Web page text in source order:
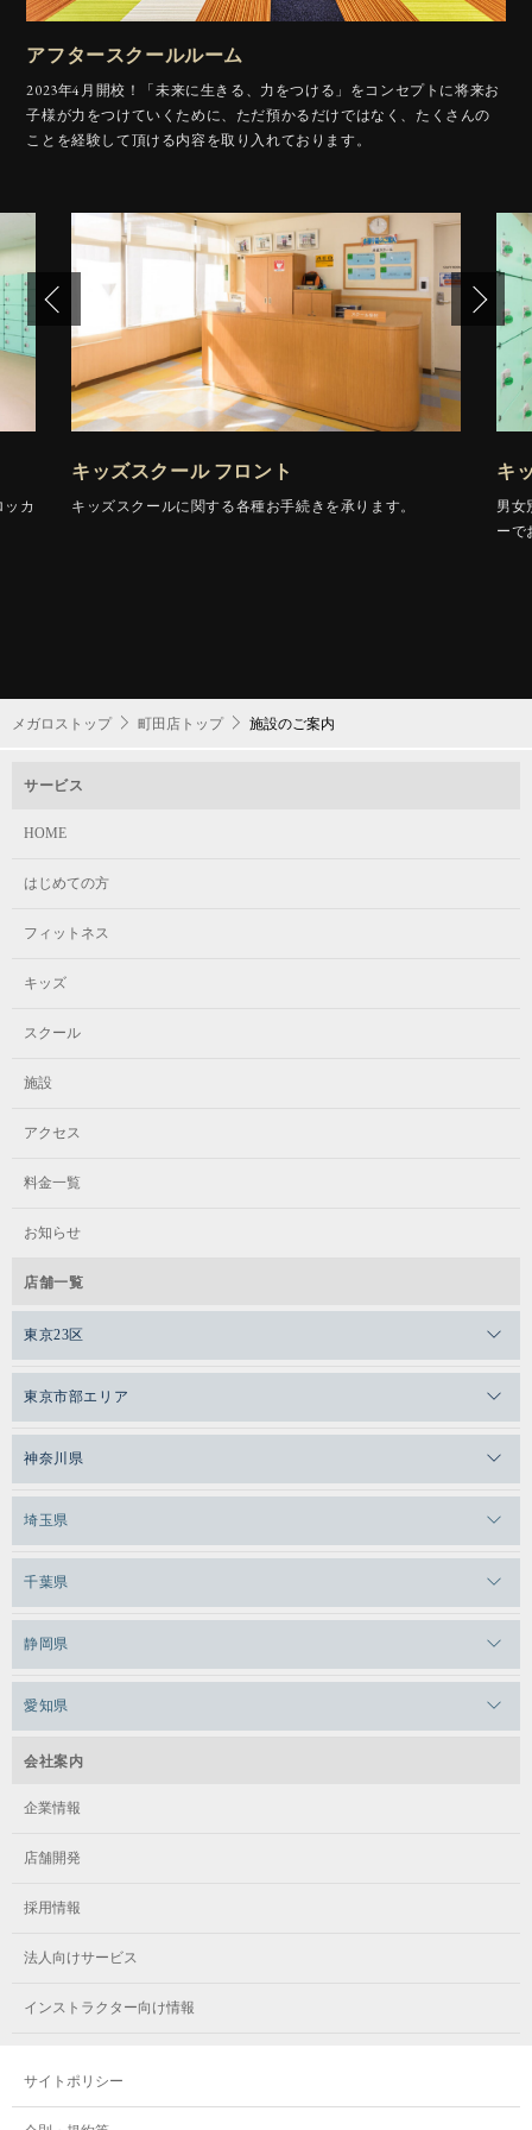
アフタースクールルーム
2023年4月開校！「未来に生きる、力をつける」をコンセプトに将来お
子様が力をつけていくために、 ただ預かるだけではなく、たくさんの
ことを経験して頂ける内容を取り入れております。
カ
キッズスクール フロント
キッズスクールに関する各種お手続きを承ります。
キ
男女
ーで
メガロストップ 町田店トップ 施設のご案内
サービス
HOME
はじめての方
フィットネス
キッズ
スクール
施設
アクセス
料金一覧
お知らせ
店舗一覧
東京23区
メガロスルフレ恵比寿
メガロス日比谷シャンテ
メガロス白金台
メガロス田端
メガロスキッズ錦糸町
メガロス葛飾
東京市部エリア
メガロス三鷹
メガロスルフレ三鷹
メガロス武蔵小金井
メガロスルフレ武蔵小金井
メガロス玉川学園テニススクール
神奈川県
メガロス上永谷
メガロスルフレ上永谷
メガロス神奈川
メガロス日吉
メガロス綱島
メガロスルフレ綱島
メガロス市ヶ尾
メガロス鷺沼
メガロスルフレ鷺沼
メガロス相模大野
メガロス大和
埼玉県
メガロスルフレ草加
千葉県
メガロス本八幡
静岡県
愛知県
メガロステラッセ納屋橋
メガロス千種
会社案内
企業情報
店舗開発
採用情報
法人向けサービス
インストラクター向け情報
サイトポリシー